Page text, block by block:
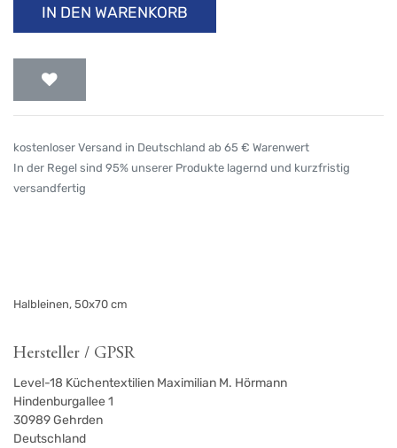
IN DEN WARENKORB
kostenloser Versand in Deutschland ab 65 € Warenwert
In der Regel sind 95% unserer Produkte lagernd und kurzfristig
versandfertig
Halbleinen, 50x70 cm
Hersteller / GPSR
Level-18 Küchentextilien Maximilian M. Hörmann
Hindenburgallee 1
30989Gehrden
Deutschland